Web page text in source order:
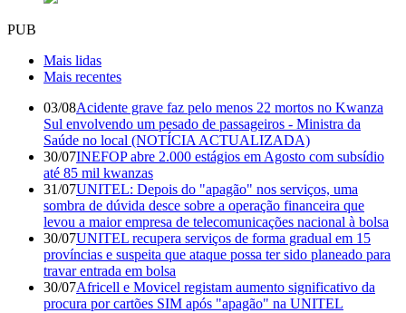
PUB
Mais lidas
Mais recentes
03/08Acidente grave faz pelo menos 22 mortos no Kwanza
Sul envolvendo um pesado de passageiros - Ministra da
Saúde no local (NOTÍCIA ACTUALIZADA)
30/07INEFOP abre 2.000 estágios em Agosto com subsídio
até 85 mil kwanzas
31/07UNITEL: Depois do "apagão" nos serviços, uma
sombra de dúvida desce sobre a operação financeira que
levou a maior empresa de telecomunicações nacional à bolsa
30/07UNITEL recupera serviços de forma gradual em 15
províncias e suspeita que ataque possa ter sido planeado para
travar entrada em bolsa
30/07Africell e Movicel registam aumento significativo da
procura por cartões SIM após "apagão" na UNITEL